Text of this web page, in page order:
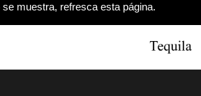
se muestra, refresca esta página.